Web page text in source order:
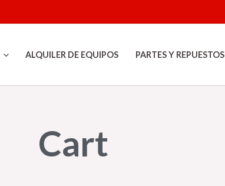
ALQUILER DE EQUIPOS PARTES Y REPUESTOS
Cart